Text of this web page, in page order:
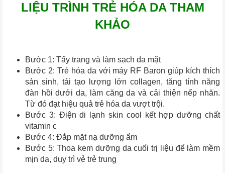
LIỆU TRÌNH TRẺ HÓA DA THAM
KHẢO
Bước 1: Tẩy trang và làm sạch da mặt
Bước 2: Trẻ hóa da với máy RF Baron giúp kích thích
sản sinh, tái tạo lượng lớn collagen, tăng tính năng
đàn hồi dưới da, làm căng da và cải thiện nếp nhăn.
Từ đó đạt hiệu quả trẻ hóa da vượt trội.
Bước 3: Điện di lạnh skin cool kết hợp dưỡng chất
vitamin c
Bước 4: Đắp mặt nạ dưỡng ẩm
Bước 5: Thoa kem dưỡng da cuối trị liệu để làm mềm
mịn da, duy trì vẻ trẻ trung